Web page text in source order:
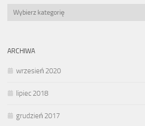
Kategorie
ARCHIWA
wrzesień 2020
lipiec 2018
grudzień 2017